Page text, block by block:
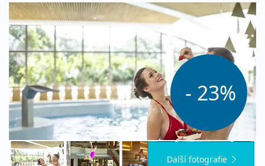
- 23%
Další fotografie